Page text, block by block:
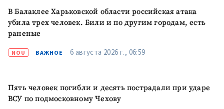
В Балаклее Харьковской области российская атака
убила трех человек. Били и по другим городам, есть
раненые
NOU ВАЖНОЕ 6 августа 2026 г., 06:59
Пять человек погибли и десять пострадали при ударе
ВСУ по подмосковному Чехову